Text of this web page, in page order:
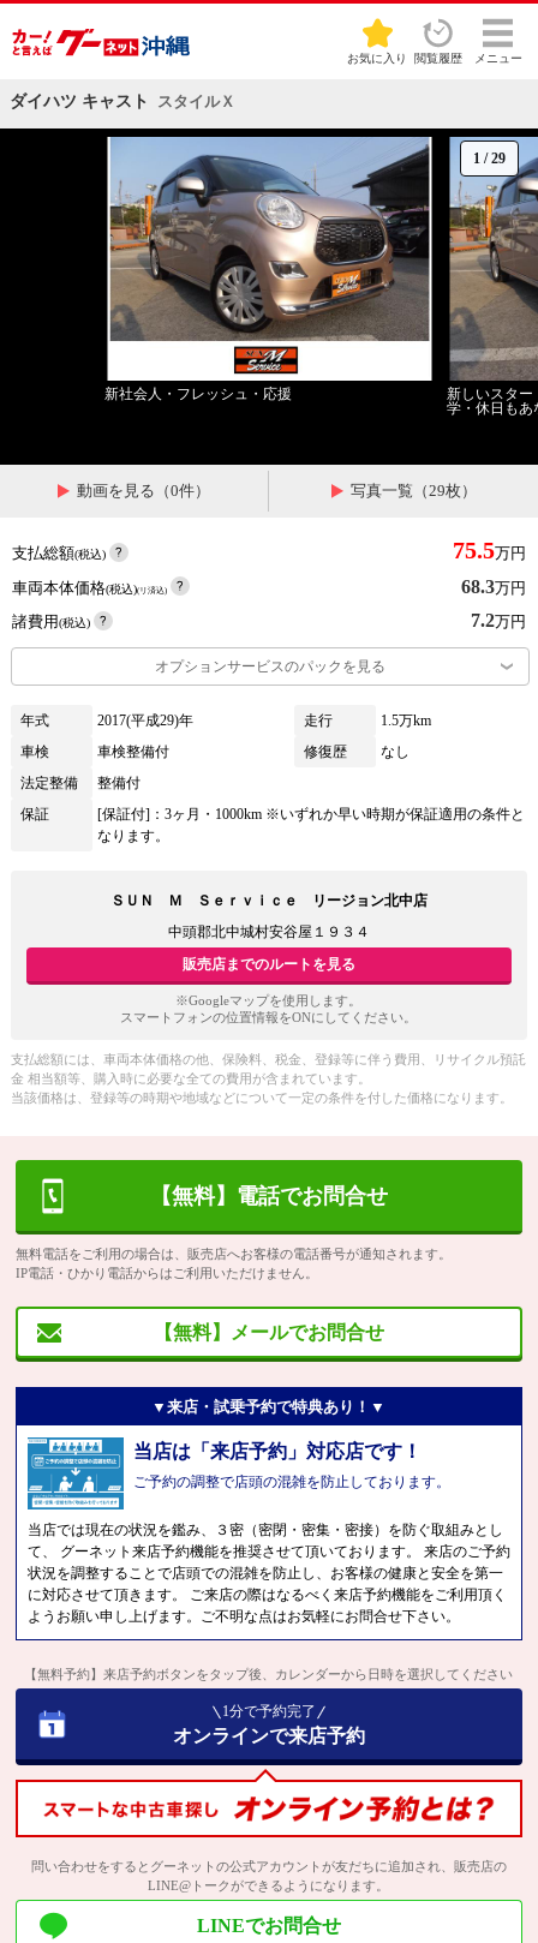
お気に入り 閲覧履歴 メニュー
ダイハツ キャスト スタイルＸ
1 /29
新社会人・フレッシュ・応援
新しいスター
学・休日もあ
動画を見る（0件） 写真一覧（29枚）
支払総額(税込) 75.5万円
車両本体価格(税込)(リ済込) 68.3万円
諸費用(税込) 7.2万円
オプションサービスのパックを見る
年式 2017(平成29)年 走行
1.5万km
車検
車検整備付 修復歴
なし
法定整備
整備付
保証
[保証付]：3ヶ月・1000km ※いずれか早い時期が保証適用の条件と
なります。
ＳＵＮ Ｍ Ｓｅｒｖｉｃｅ リージョン北中店
中頭郡北中城村安谷屋１９３４
販売店までのルートを見る
※Googleマップを使用します。
スマートフォンの位置情報をONにしてください。
支払総額には、車両本体価格の他、保険料、税金、登録等に伴う費用、リサイクル預託
金 相当額等、購入時に必要な全ての費用が含まれています。
当該価格は、登録等の時期や地域などについて一定の条件を付した価格になります。
【無料】電話でお問合せ
無料電話をご利用の場合は、販売店へお客様の電話番号が通知されます。
IP電話・ひかり電話からはご利用いただけません。
【無料】メールでお問合せ
▼来店・試乗予約で特典あり！▼
当店は「来店予約」対応店です！
ご予約の調整で店頭の混雑を防止しております。
当店では現在の状況を鑑み、３密（密閉・密集・密接）を防ぐ取組みとし
て、 グーネット来店予約機能を推奨させて頂いております。 来店のご予約
状況を調整することで店頭での混雑を防止し、お客様の健康と安全を第一
に対応させて頂きます。 ご来店の際はなるべく来店予約機能をご利用頂く
ようお願い申し上げます。ご不明な点はお気軽にお問合せ下さい。
【無料予約】来店予約ボタンをタップ後、カレンダーから日時を選択してください
1分で予約完了
オンラインで来店予約
問い合わせをするとグーネットの公式アカウントが友だちに追加され、販売店の
LINE@トークができるようになります。
LINEでお問合せ